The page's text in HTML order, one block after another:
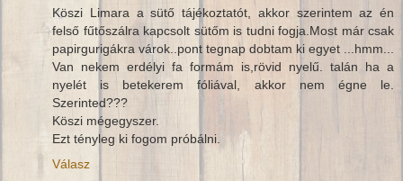
Köszi Limara a sütő tájékoztatót, akkor szerintem az én
felső fűtőszálra kapcsolt sütőm is tudni fogja.Most már csak
papirgurigákra várok..pont tegnap dobtam ki egyet ...hmm...
Van nekem erdélyi fa formám is,rövid nyelű. talán ha a
nyelét is betekerem fóliával, akkor nem égne le.
Szerinted???
Köszi mégegyszer.
Ezt tényleg ki fogom próbálni.
Válasz